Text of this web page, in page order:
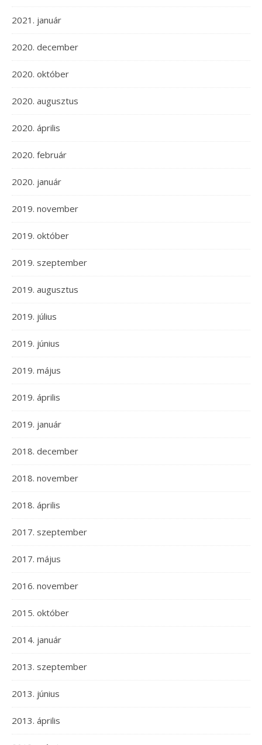
2021. január
2020. december
2020. október
2020. augusztus
2020. április
2020. február
2020. január
2019. november
2019. október
2019. szeptember
2019. augusztus
2019. július
2019. június
2019. május
2019. április
2019. január
2018. december
2018. november
2018. április
2017. szeptember
2017. május
2016. november
2015. október
2014. január
2013. szeptember
2013. június
2013. április